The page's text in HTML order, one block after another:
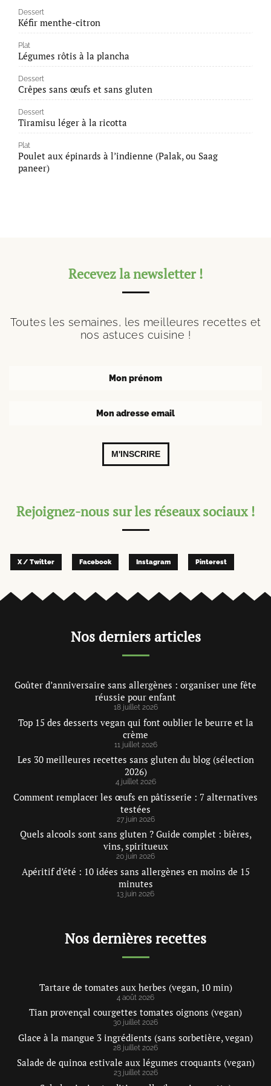
Dessert
Kéfir menthe-citron
Plat
Légumes rôtis à la plancha
Dessert
Crêpes sans œufs et sans gluten
Dessert
Tiramisu léger à la ricotta
Plat
Poulet aux épinards à l’indienne (Palak, ou Saag
paneer)
Recevez la newsletter !
Toutes les semaines, les meilleures recettes et
nos astuces cuisine !
M'INSCRIRE
Rejoignez-nous sur les réseaux sociaux !
X / Twitter Facebook Instagram Pinterest
Nos derniers articles
Goûter d’anniversaire sans allergènes : organiser une fête
réussie pour enfant
18 juillet 2026
Top 15 des desserts vegan qui font oublier le beurre et la
crème
11 juillet 2026
Les 30 meilleures recettes sans gluten du blog (sélection
2026)
4 juillet 2026
Comment remplacer les œufs en pâtisserie : 7 alternatives
testées
27 juin 2026
Quels alcools sont sans gluten ? Guide complet : bières,
vins, spiritueux
20 juin 2026
Apéritif d’été : 10 idées sans allergènes en moins de 15
minutes
13 juin 2026
Nos dernières recettes
Tartare de tomates aux herbes (vegan, 10 min)
4 août 2026
Tian provençal courgettes tomates oignons (vegan)
30 juillet 2026
Glace à la mangue 3 ingrédients (sans sorbetière, vegan)
28 juillet 2026
Salade de quinoa estivale aux légumes croquants (vegan)
23 juillet 2026